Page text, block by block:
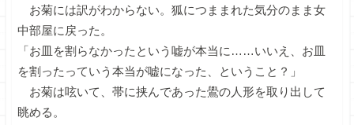
お菊には訳がわからない。狐につままれた気分のまま女
中部屋に戻った。
「お皿を割らなかったという嘘が本当に……いいえ、お皿
を割ったっていう本当が嘘になった、ということ？」
お菊は呟いて、帯に挟んであった鷽の人形を取り出して
眺める。